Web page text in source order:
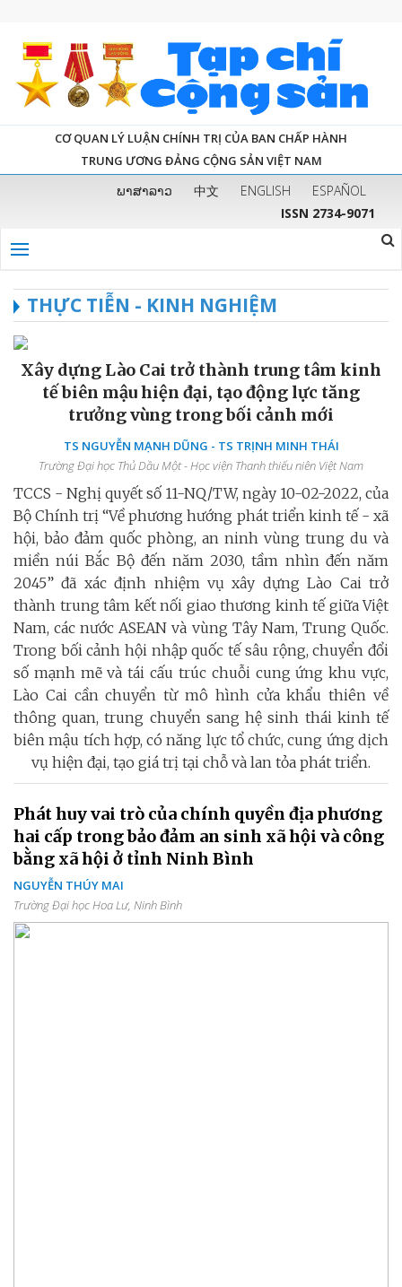
CƠ QUAN LÝ LUẬN CHÍNH TRỊ CỦA BAN CHẤP HÀNH
TRUNG ƯƠNG ĐẢNG CỘNG SẢN VIỆT NAM
ພາສາລາວ 中文 ENGLISH
ESPAÑOL
ISSN 2734-9071
THỰC TIỄN - KINH NGHIỆM
Xây dựng Lào Cai trở thành trung tâm kinh
tế biên mậu hiện đại, tạo động lực tăng
trưởng vùng trong bối cảnh mới
TS NGUYỄN MẠNH DŨNG - TS TRỊNH MINH THÁI
Trường Đại học Thủ Dầu Một - Học viện Thanh thiếu niên Việt Nam
TCCS - Nghị quyết số 11-NQ/TW, ngày 10-02-2022, của
Bộ Chính trị “Về phương hướng phát triển kinh tế - xã
hội, bảo đảm quốc phòng, an ninh vùng trung du và
miền núi Bắc Bộ đến năm 2030, tầm nhìn đến năm
2045” đã xác định nhiệm vụ xây dựng Lào Cai trở
thành trung tâm kết nối giao thương kinh tế giữa Việt
Nam, các nước ASEAN và vùng Tây Nam, Trung Quốc.
Trong bối cảnh hội nhập quốc tế sâu rộng, chuyển đổi
số mạnh mẽ và tái cấu trúc chuỗi cung ứng khu vực,
Lào Cai cần chuyển từ mô hình cửa khẩu thiên về
thông quan, trung chuyển sang hệ sinh thái kinh tế
biên mậu tích hợp, có năng lực tổ chức, cung ứng dịch
vụ hiện đại, tạo giá trị tại chỗ và lan tỏa phát triển.
Phát huy vai trò của chính quyền địa phương
hai cấp trong bảo đảm an sinh xã hội và công
bằng xã hội ở tỉnh Ninh Bình
NGUYỄN THÚY MAI
Trường Đại học Hoa Lư, Ninh Bình